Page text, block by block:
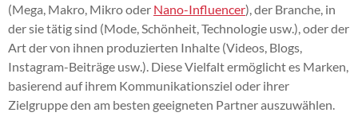
(Mega, Makro, Mikro oder Nano-Influencer), der Branche, in
der sie tätig sind (Mode, Schönheit, Technologie usw.), oder der
Art der von ihnen produzierten Inhalte (Videos, Blogs,
Instagram-Beiträge usw.). Diese Vielfalt ermöglicht es Marken,
basierend auf ihrem Kommunikationsziel oder ihrer
Zielgruppe den am besten geeigneten Partner auszuwählen.